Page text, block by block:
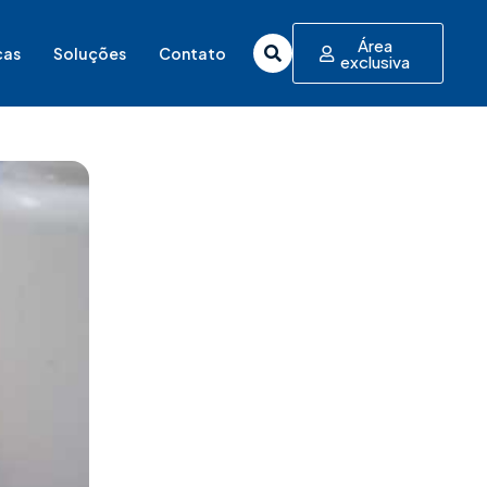
Soluções Contato Área
exclusiva